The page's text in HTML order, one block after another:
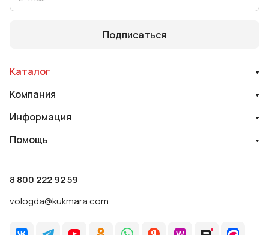
Подписаться
Каталог
Компания
Информация
Помощь
8 800 222 92 59
vologda@kukmara.com